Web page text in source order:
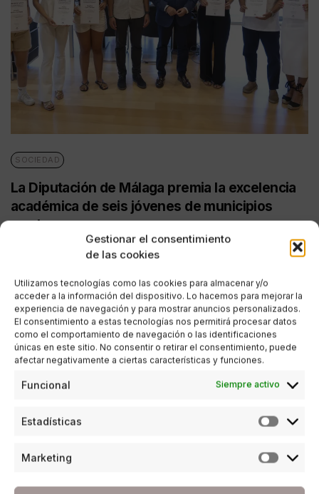
Gestionar el consentimiento
de las cookies
Utilizamos tecnologías como las cookies para almacenar y/o
acceder a la información del dispositivo. Lo hacemos para mejorar la
experiencia de navegación y para mostrar anuncios personalizados.
El consentimiento a estas tecnologías nos permitirá procesar datos
como el comportamiento de navegación o las identificaciones
únicas en este sitio. No consentir o retirar el consentimiento, puede
afectar negativamente a ciertas características y funciones.
Funcional Siempre activo
Estadísticas
Marketing
SOCIEDAD
La Diputación de Málaga premia la excelencia
académica de seis jóvenes de municipios
rurales
REDACCIÓN URBANITY